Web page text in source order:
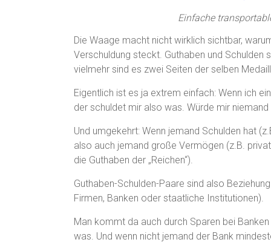
Einfache
Die Waage macht nicht wirklich sichtbar,
Verschuldung steckt. Guthaben und Schulden
vielmehr sind es zwei Seiten der selben
Eigentlich ist es ja extrem einfach: Wenn ich
der schuldet mir also was. Würde mir
Und umgekehrt: Wenn jemand Schulden hat
also auch jemand große Vermögen (z.B.
die Guthaben der „Reichen“).
Guthaben-Schulden-Paare sind also
Firmen, Banken oder staatliche Institutionen).
Man kommt da auch durch Sparen bei
was. Und wenn nicht jemand der Bank